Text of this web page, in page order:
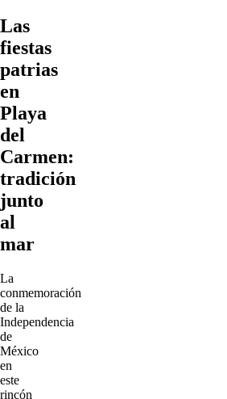
Las
fiestas
patrias
en
Playa
del
Carmen:
tradición
junto
al
mar
La
conmemoración
de la
Independencia
de
México
en
este
rincón